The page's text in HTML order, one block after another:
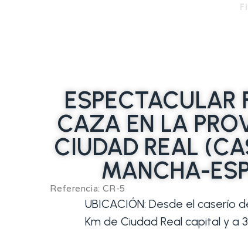
ESPECTACULAR
CAZA EN LA
CIUDAD REAL
MANCHA-
Referencia: CR-5
UBICACIÓN: Desde el caserío
Km de Ciudad Real capital y a